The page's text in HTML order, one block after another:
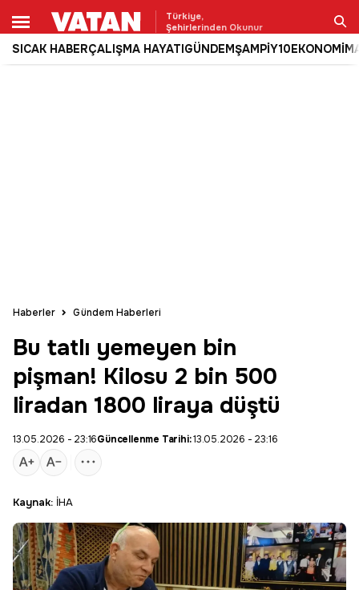
Türkiye,
Şehirlerinden Okunur
SICAK HABERÇALIŞMA HAYATIGÜNDEMŞAMPİY10EKONOMİ
Ara
Haberler Gündem Haberleri
Bu tatlı yemeyen bin
pişman! Kilosu 2 bin 500
liradan 1800 liraya düştü
13.05.2026 - 23:16Güncellenme Tarihi:13.05.2026 - 23:16
Kaynak: İHA